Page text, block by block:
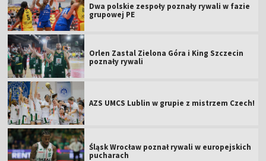
Dwa polskie zespoły poznały rywali w fazie
grupowej PE
Orlen Zastal Zielona Góra i King Szczecin
poznały rywali
AZS UMCS Lublin w grupie z mistrzem Czech!
Śląsk Wrocław poznał rywali w europejskich
pucharach